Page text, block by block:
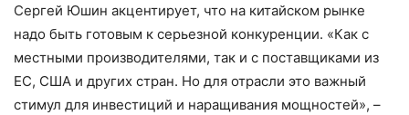
Сергей Юшин акцентирует, что на китайском рынке
надо быть готовым к серьезной конкуренции. «Как с
местными производителями, так и с поставщиками из
ЕС, США и других стран. Но для отрасли это важный
стимул для инвестиций и наращивания мощностей», –